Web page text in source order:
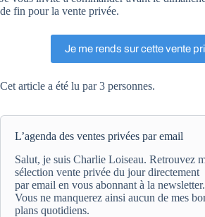
de fin pour la vente privée.
Je me rends sur cette vente
Cet article a été lu par 3 personnes.
L’agenda des ventes privées par email
Salut, je suis Charlie Loiseau. Retrouvez
sélection vente privée du jour directement
par email en vous abonnant à la newsletter.
Vous ne manquerez ainsi aucun de mes
plans quotidiens.